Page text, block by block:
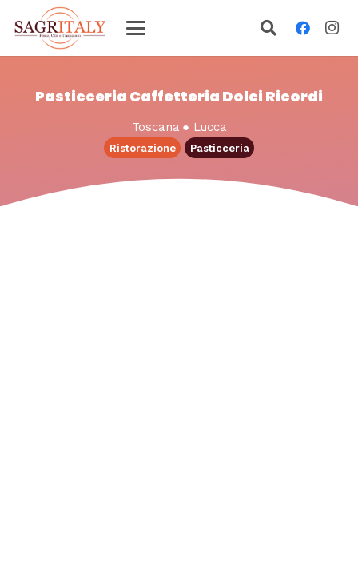
Pasticceria Caffetteria Dolci Ricordi
Toscana ● Lucca
Ristorazione Pasticceria